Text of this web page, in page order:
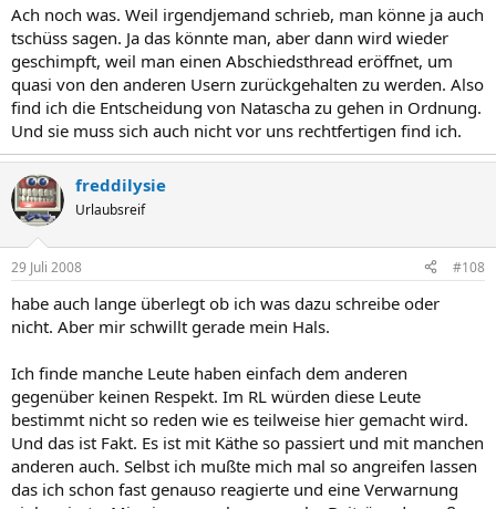
Ach noch was. Weil irgendjemand schrieb, man könne ja auch
tschüss sagen. Ja das könnte man, aber dann wird wieder
geschimpft, weil man einen Abschiedsthread eröffnet, um
quasi von den anderen Usern zurückgehalten zu werden. Also
find ich die Entscheidung von Natascha zu gehen in Ordnung.
Und sie muss sich auch nicht vor uns rechtfertigen find ich.
freddilysie
Urlaubsreif
29 Juli 2008 #108
habe auch lange überlegt ob ich was dazu schreibe oder
nicht. Aber mir schwillt gerade mein Hals.
Ich finde manche Leute haben einfach dem anderen
gegenüber keinen Respekt. Im RL würden diese Leute
bestimmt nicht so reden wie es teilweise hier gemacht wird.
Und das ist Fakt. Es ist mit Käthe so passiert und mit manchen
anderen auch. Selbst ich mußte mich mal so angreifen lassen
das ich schon fast genauso reagierte und eine Verwarnung